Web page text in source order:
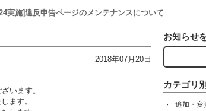
実施]違反申告ページのメンテナンスについて
2018年07月20日
います。
ます。
お知らせ
カテゴリ
追加・変